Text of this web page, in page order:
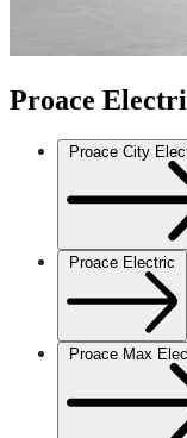
Proace
Proace City
Proace Electric
Proace Max